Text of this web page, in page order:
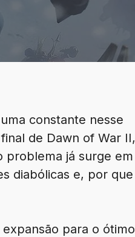
constante nesse
de Dawn of War II,
problema já surge em
diabólicas e, por que
para o ótimo